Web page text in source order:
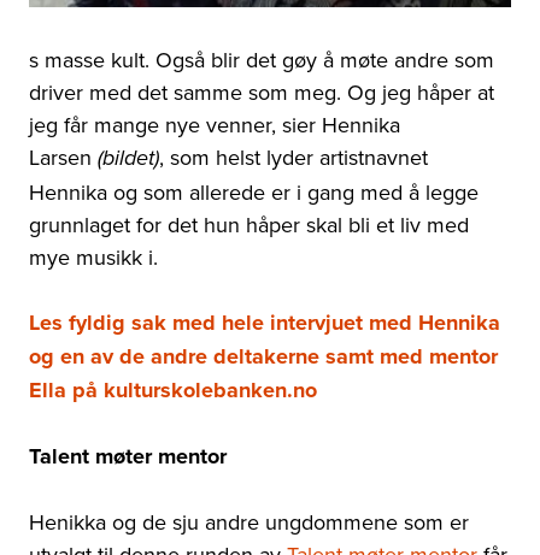
s masse kult. Også blir det gøy å møte andre som
driver med det samme som meg. Og jeg håper at
jeg får mange nye venner, sier Hennika
Larsen (bildet), som helst lyder artistnavnet
Hennika og som allerede er i gang med å legge
grunnlaget for det hun håper skal bli et liv med
mye musikk i.
Les fyldig sak med hele intervjuet med Hennika
og en av de andre deltakerne samt med mentor
Ella på kulturskolebanken.no
Talent møter mentor
Henikka og de sju andre ungdommene som er